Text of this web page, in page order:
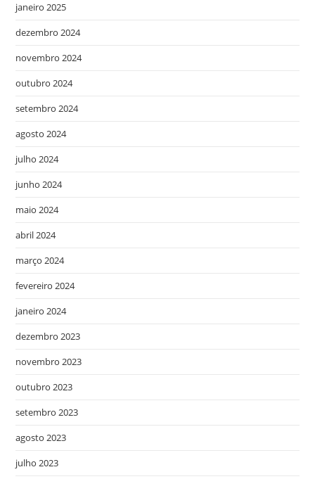
janeiro 2025
dezembro 2024
novembro 2024
outubro 2024
setembro 2024
agosto 2024
julho 2024
junho 2024
maio 2024
abril 2024
março 2024
fevereiro 2024
janeiro 2024
dezembro 2023
novembro 2023
outubro 2023
setembro 2023
agosto 2023
julho 2023